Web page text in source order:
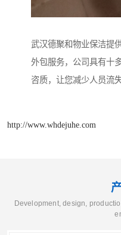
武汉德聚和物业保洁提
外包服务，公司具有十
咨质，让您减少人员流
http://www.whdejuhe.com
Development, design,